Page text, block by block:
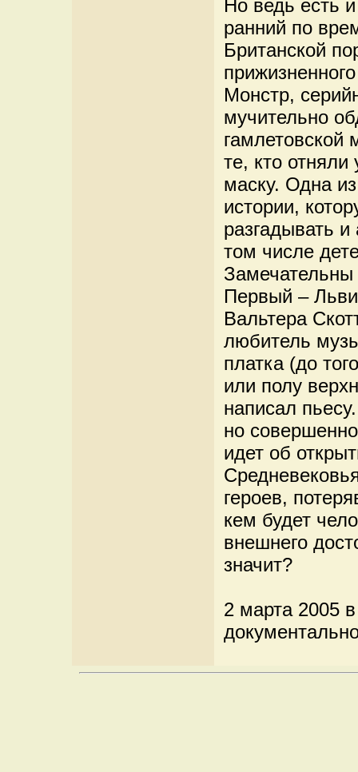
Но ведь есть
ранний по
Британской
Монстр,
мучительно
гамлетовской
те, кто отняли
маску. Одна
истории,
разгадывать
том числе
Замечательны
Первый –
Вальтера
любитель
платка (до
или полу
написал
но
идет об
героев,
кем будет
внешнего
значит?
2 марта 2005